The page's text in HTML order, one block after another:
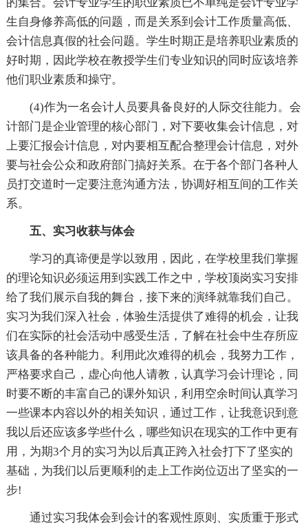
的集合。会计专业学生的职业素质已不单纯是会计专业学
生自身修养高低的问题，而是关系到会计工作质量高低、
会计信息真假的社会问题。学生时期正是培养职业素质的
好时期，因此学校在教授学生们专业知识的同时应该培养
他们职业素质和操守。
(4)作为一名会计人员要具备良好的人际交往能力。会
计部门是企业管理的核心部门，对下要收集会计信息，对
上要汇报会计信息，对内要相互配合整理会计信息，对外
要与社会公众和政府部门搞好关系。在于各个部门各种人
员打交道时一定要注意沟通方法，协调好相互间的工作关
系。
五、实习收获与体会
学习的真谛便是学以致用，因此，在学校里我们掌握
的理论知识必须运用到实践工作之中，学校顶岗实习安排
给了我们展示自我的舞台，接下来的演绎就靠我们自己。
实习为我们深入社会，体验生活提供了难得的机会，让我
们在实际的社会活动中感受生活，了解在社会中生存所应
该具备的各种能力。利用此次难得的机会，我努力工作，
严格要求自己，虚心向他人请教，认真学习会计理论，同
时要不断的丰富自己的课外知识，利用空余时间认真学习
一些课本内容以外的相关知识，通过工作，让我意识到意
我以后还应该多学些什么，哪些知识在现实的工作中更有
用，为期3个月的实习为以后真正跨入社会打下了坚实的
基础，为我们以后更顺利的走上工作岗位迈出了坚实的一
步!
通过实习我体会到会计的客观性原则、实质重于形式